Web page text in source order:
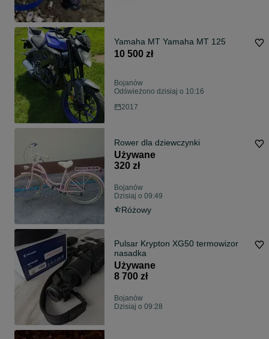
Yamaha MT Yamaha MT 125
10 500 zł
Bojanów
Odświeżono dzisiaj o 10:16
2017
Rower dla dziewczynki
Używane
320 zł
Bojanów
Dzisiaj o 09:49
Różowy
Pulsar Krypton XG50 termowizor
nasadka
Używane
8 700 zł
Bojanów
Dzisiaj o 09:28